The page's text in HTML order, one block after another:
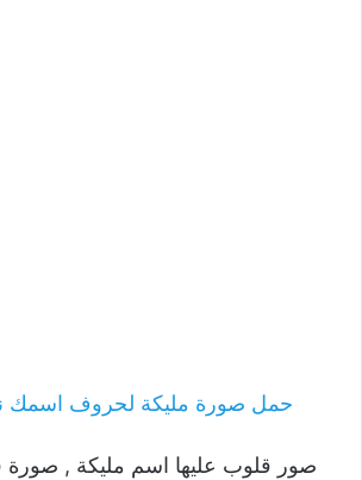
حمل صورة مليكة لحروف اسمك
صور قلوب عليها اسم مليكة , صورة